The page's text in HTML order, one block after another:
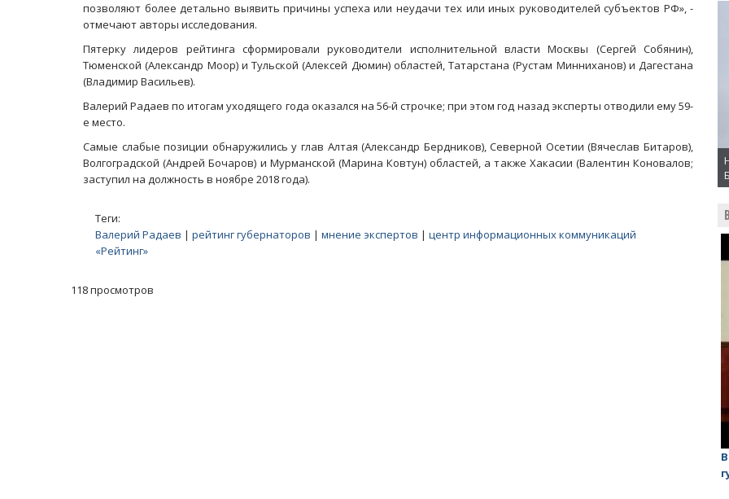
позволяют более детально выявить причины успеха или неудачи тех или иных руководителей субъектов РФ», -
отмечают авторы исследования.
Пятерку лидеров рейтинга сформировали руководители исполнительной власти Москвы (Сергей Собянин),
Тюменской (Александр Моор) и Тульской (Алексей Дюмин) областей, Татарстана (Рустам Минниханов) и Дагестана
(Владимир Васильев).
Валерий Радаев по итогам уходящего года оказался на 56-й строчке; при этом год назад эксперты отводили ему 59-
е место.
Самые слабые позиции обнаружились у глав Алтая (Александр Бердников), Северной Осетии (Вячеслав Битаров),
Волгоградской (Андрей Бочаров) и Мурманской (Марина Ковтун) областей, а также Хакасии (Валентин Коновалов;
заступил на должность в ноябре 2018 года).
Теги:
Валерий Радаев | рейтинг губернаторов | мнение экспертов | центр информационных коммуникаций
«Рейтинг»
118 просмотров